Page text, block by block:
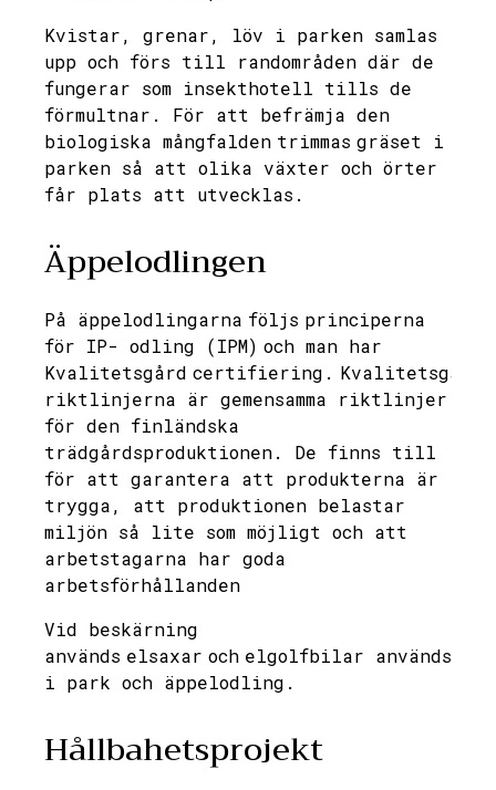
Kvistar, grenar, löv i parken samlas
upp och förs till randområden där de
fungerar som insekthotell tills de
förmultnar. För att befrämja den
biologiska mångfalden trimmas gräset i
parken så att olika växter och örter
får plats att utvecklas.
Äppelodlingen
På äppelodlingarna följs principerna
för IP- odling (IPM) och man har
Kvalitetsgård certifiering. Kvalitetsgård-
riktlinjerna är gemensamma riktlinjer
för den finländska
trädgårdsproduktionen. De finns till
för att garantera att produkterna är
trygga, att produktionen belastar
miljön så lite som möjligt och att
arbetstagarna har goda
arbetsförhållanden
Vid beskärning
används elsaxar och elgolfbilar används
i park och äppelodling.
Hållbahetsprojekt